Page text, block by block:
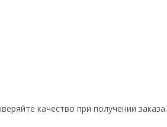
качество при получении заказа.